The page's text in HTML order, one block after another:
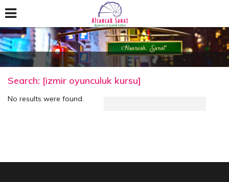
Search: [izmir oyunculuk kursu]
No results were found.